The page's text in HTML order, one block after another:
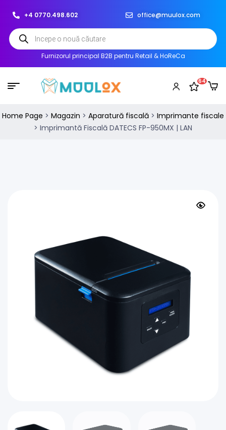
+4 0770.498.602 office@muulox.com
Furnizorul principal B2B pentru Retail & HoReCa
64
Home Page > Magazin > Aparatură fiscală > Imprimante fiscale
> Imprimantă Fiscală DATECS FP-950MX | LAN